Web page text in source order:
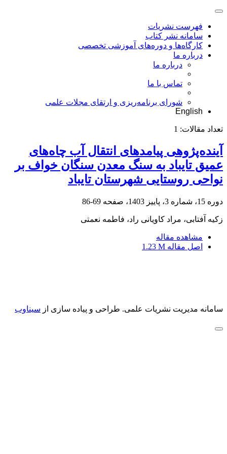
فهرست نشریات
سامانه نشر کتاب
کارگاه‌ها و دوره‌های آموزشی تخصصی
درباره ما
درباره ما
تماس با ما
شورای برنامه‌ریزی و ارتقای مجلات علمی
English
تعداد مقالات: 1
آینده‌پژوهی پیامدهای انتقال آب چاه‌های
عمیق تایباد به سنگ معدن سنگان خواف بر
نواحی روستایی شهرستان تایباد
دوره 15، شماره 3، پاییز 1403، صفحه 69-86
زکیه آفتابی، مراد کاویانی راد، فاطمه نعمتی
مشاهده مقاله
اصل مقاله 1.23 M
سامانه مدیریت نشریات علمی. طراحی و پیاده سازی از سیناوب